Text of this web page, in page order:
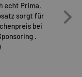
echt Prima,
sorgt für
bei
.